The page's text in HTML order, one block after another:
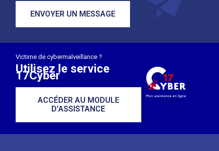
ENVOYER UN MESSAGE
Victime de cybermalveillance ?
Utilisez le service
17Cyber
ACCÉDER AU MODULE
D'ASSISTANCE